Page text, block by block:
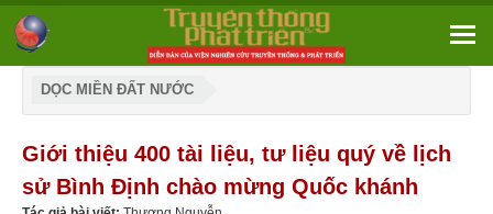
DỌC MIỀN ĐẤT NƯỚC
Giới thiệu 400 tài liệu, tư liệu quý về lịch
sử Bình Định chào mừng Quốc khánh